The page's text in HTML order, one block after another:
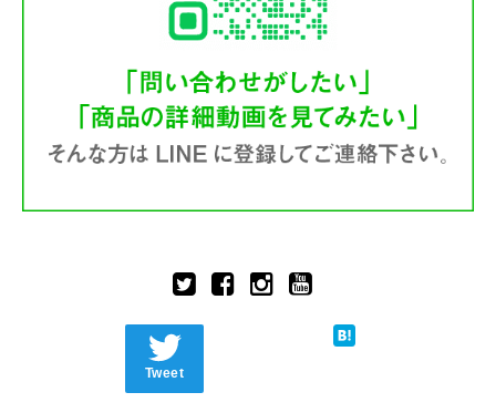
Tweet